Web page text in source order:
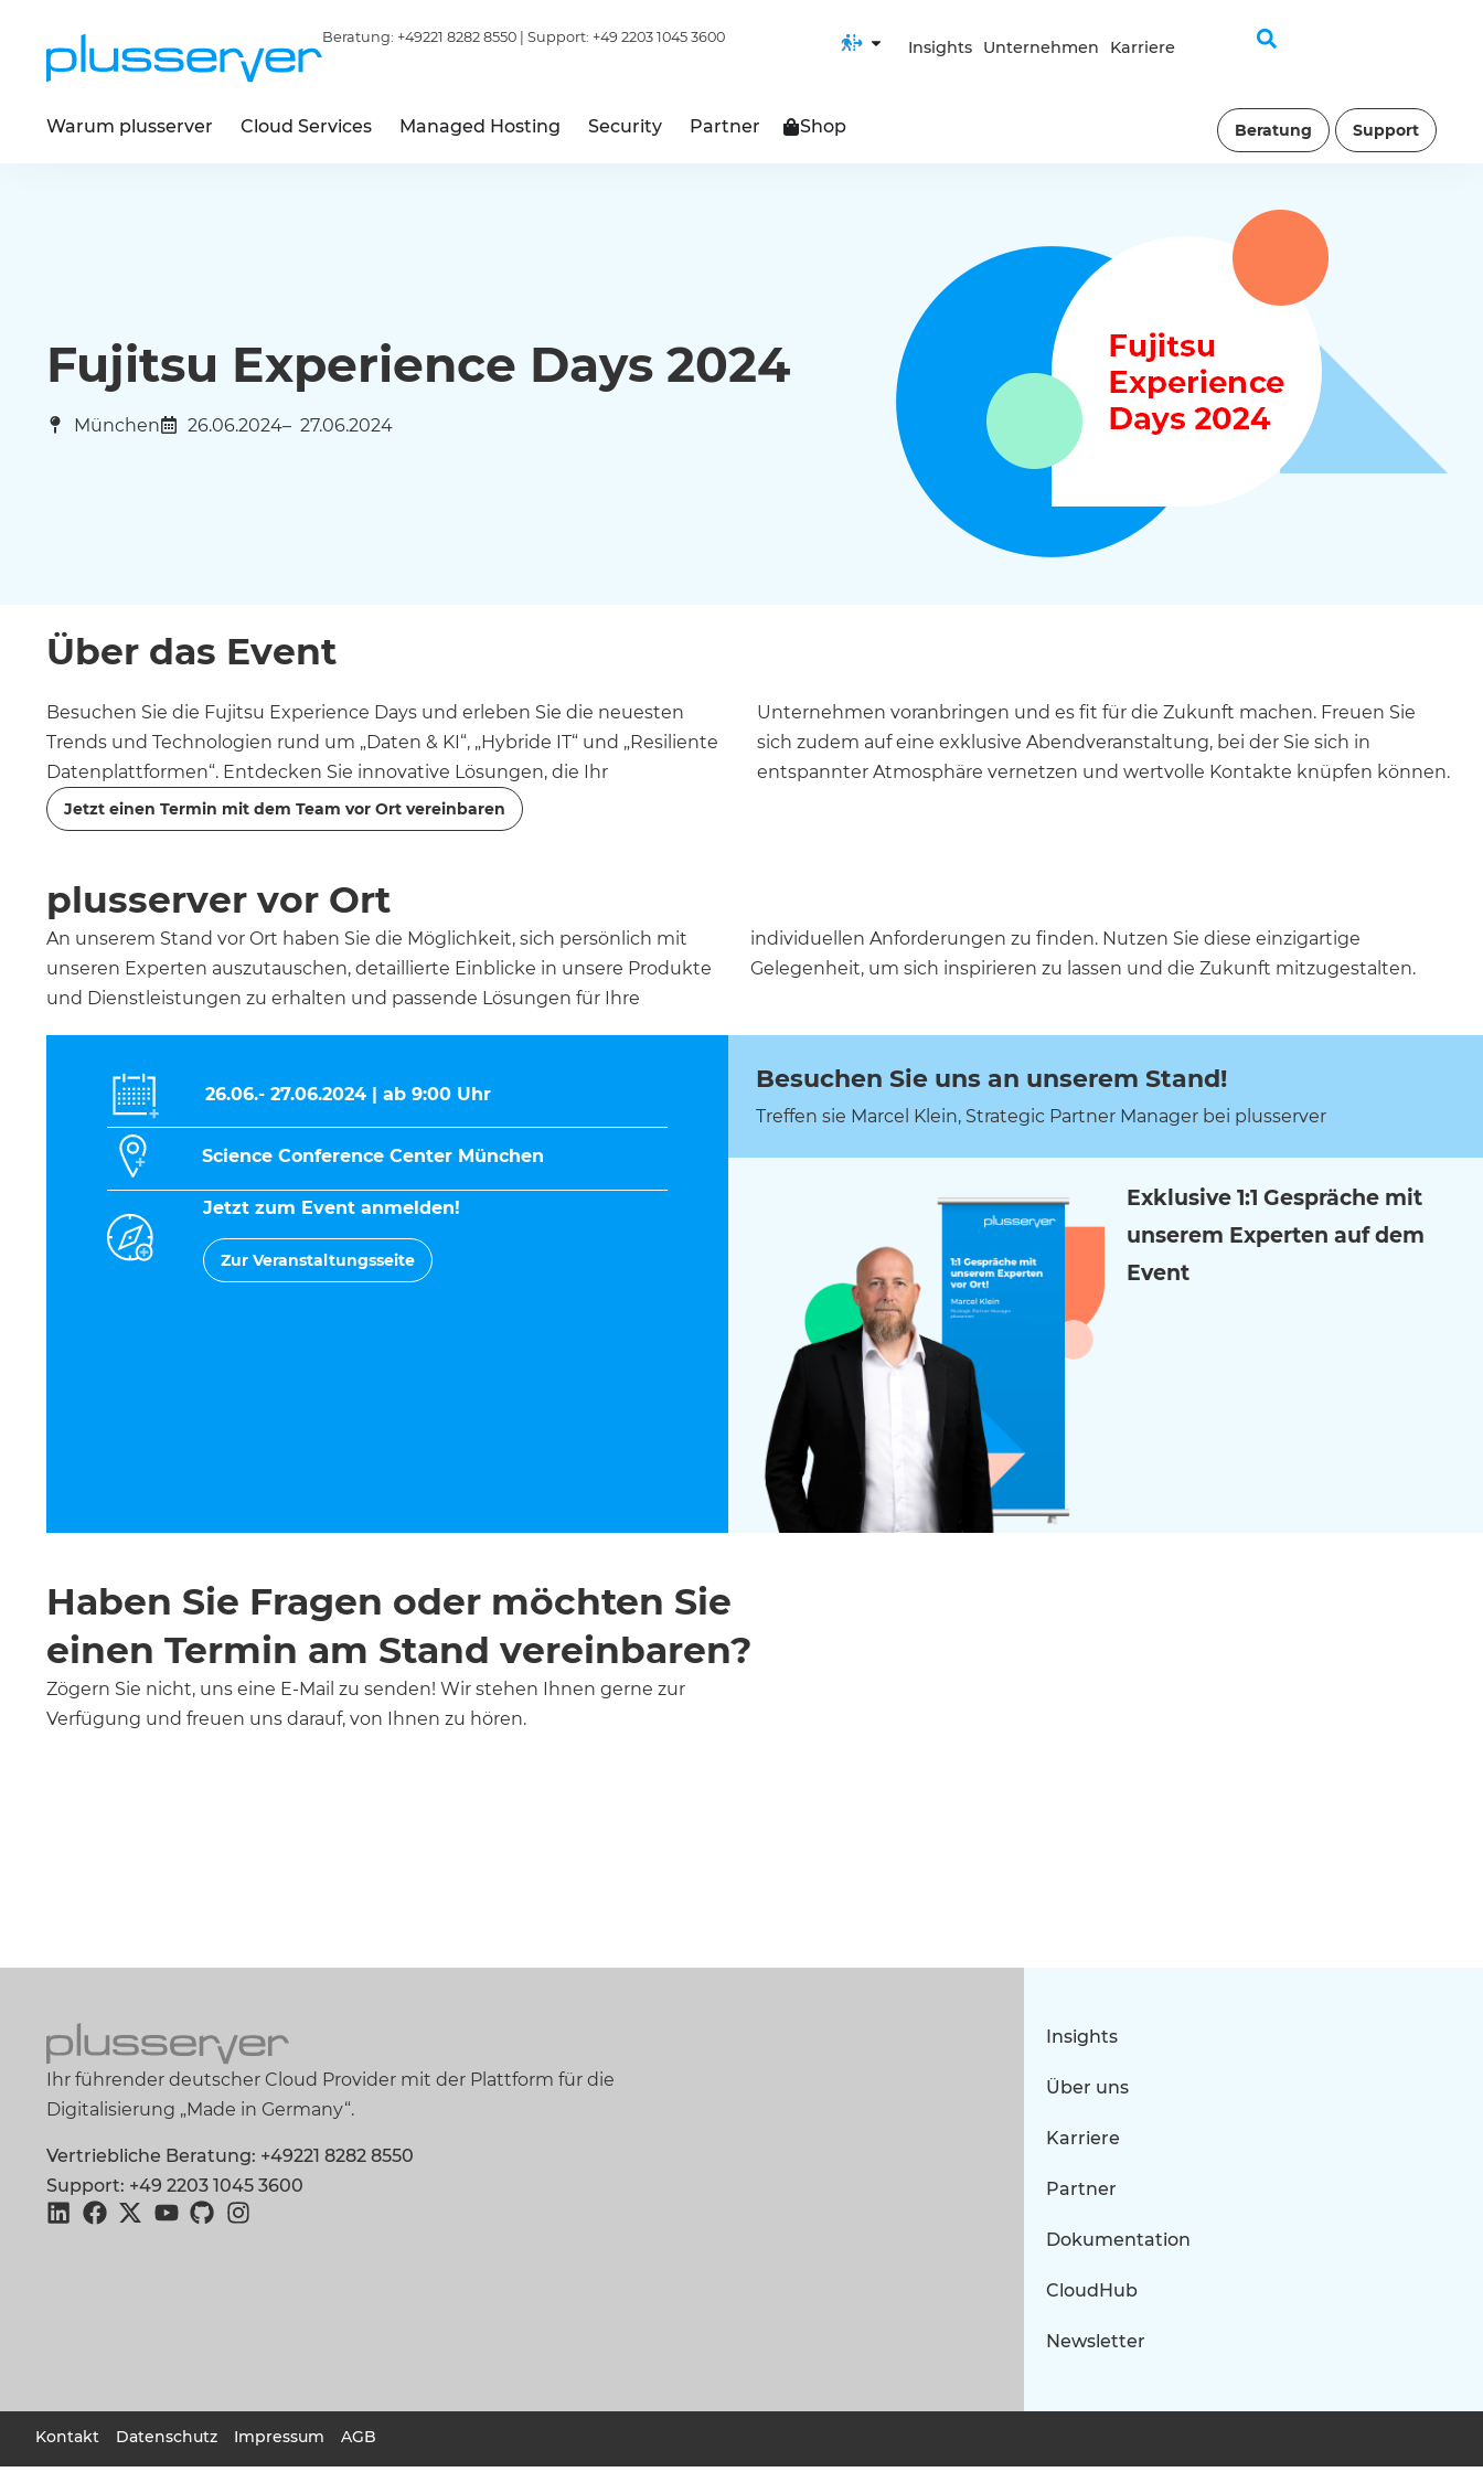
Beratung: +49221 8282 8550 | Support: +49 2203 1045 3600
Insights Unternehmen Karriere
Warum plusserver Cloud Services Managed Hosting Security Partner Shop Beratung Support
Fujitsu Experience Days 2024
München 26.06.2024– 27.06.2024
Über das Event
Besuchen Sie die Fujitsu Experience Days und erleben Sie die neuesten
Trends und Technologien rund um „Daten & KI“, „Hybride IT“ und „Resiliente
Datenplattformen“. Entdecken Sie innovative Lösungen, die Ihr
Unternehmen voranbringen und es fit für die Zukunft machen. Freuen Sie
sich zudem auf eine exklusive Abendveranstaltung, bei der Sie sich in
entspannter Atmosphäre vernetzen und wertvolle Kontakte knüpfen können.
Jetzt einen Termin mit dem Team vor Ort vereinbaren
plusserver vor Ort
An unserem Stand vor Ort haben Sie die Möglichkeit, sich persönlich mit
unseren Experten auszutauschen, detaillierte Einblicke in unsere Produkte
und Dienstleistungen zu erhalten und passende Lösungen für Ihre
individuellen Anforderungen zu finden. Nutzen Sie diese einzigartige
Gelegenheit, um sich inspirieren zu lassen und die Zukunft mitzugestalten.
26.06.- 27.06.2024 | ab 9:00 Uhr
Science Conference Center München
Jetzt zum Event anmelden!
Zur Veranstaltungsseite
Besuchen Sie uns an unserem Stand!
Treffen sie Marcel Klein, Strategic Partner Manager bei plusserver
Exklusive 1:1 Gespräche mit
unserem Experten auf dem
Event
Haben Sie Fragen oder möchten Sie
einen Termin am Stand vereinbaren?
Zögern Sie nicht, uns eine E-Mail zu senden! Wir stehen Ihnen gerne zur
Verfügung und freuen uns darauf, von Ihnen zu hören.
Ihr führender deutscher Cloud Provider mit der Plattform für die
Digitalisierung „Made in Germany“.
Vertriebliche Beratung: +49221 8282 8550
Support: +49 2203 1045 3600
Insights
Über uns
Karriere
Partner
Dokumentation
CloudHub
Newsletter
Kontakt Datenschutz Impressum AGB